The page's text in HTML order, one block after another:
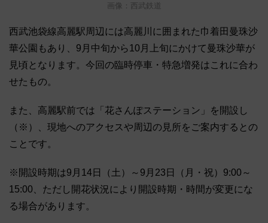
画像：西武鉄道
西武池袋線高麗駅周辺には高麗川に囲まれた巾着田曼珠沙
華公園もあり、9月中旬から10月上旬にかけて曼珠沙華が
見頃となります。今回の臨時停車・特急増発はこれに合わ
せたもの。
また、高麗駅前では「花さんぽステーション」を開設し
（※）、現地へのアクセスや周辺の見所をご案内するとの
ことです。
※開設時期は9月14日（土）～9月23日（月・祝）9:00～
15:00、ただし開花状況により開設時期・時間が変更にな
る場合があります。